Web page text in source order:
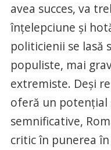
avea succes, va
înțelepciune și
politicienii se lasă
populiste, mai
extremiste. Deși
oferă un
semnificative,
critic în punerea